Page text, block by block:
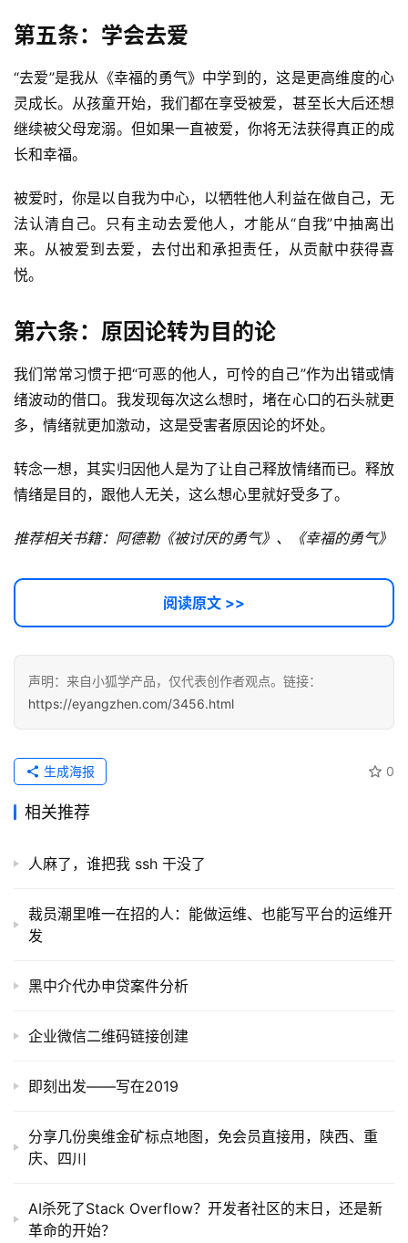
开
源
代
码
常
链
接
第五条：学会去爱
“去爱”是我从《幸福的勇气》中学到的，这是更高维度的心
灵成长。从孩童开始，我们都在享受被爱，甚至长大后还想
继续被父母宠溺。但如果一直被爱，你将无法获得真正的成
长和幸福。
被爱时，你是以自我为中心，以牺牲他人利益在做自己，无
法认清自己。只有主动去爱他人，才能从“自我”中抽离出
来。从被爱到去爱，去付出和承担责任，从贡献中获得喜
悦。
第六条：原因论转为目的论
我们常常习惯于把“可恶的他人，可怜的自己”作为出错或情
绪波动的借口。我发现每次这么想时，堵在心口的石头就更
多，情绪就更加激动，这是受害者原因论的坏处。
转念一想，其实归因他人是为了让自己释放情绪而已。释放
情绪是目的，跟他人无关，这么想心里就好受多了。
推荐相关书籍：阿德勒《被讨厌的勇气》、《幸福的勇气》
阅读原文 >>
声明：来自小狐学产品，仅代表创作者观点。链接：
https://eyangzhen.com/3456.html
0
生成海报
相关推荐
人麻了，谁把我 ssh 干没了
裁员潮里唯一在招的人：能做运维、也能写平台的运维开
发
黑中介代办申贷案件分析
企业微信二维码链接创建
即刻出发——写在2019
分享几份奥维金矿标点地图，免会员直接用，陕西、重
庆、四川
AI杀死了Stack Overflow？开发者社区的末日，还是新
革命的开始？